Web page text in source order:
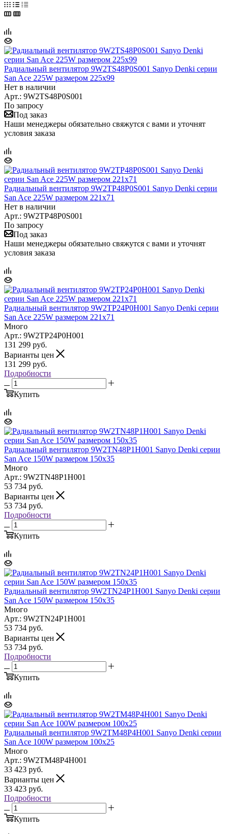
Радиальный вентилятор 9W2TS48P0S001 Sanyo Denki серии
San Ace 225W размером 225x99
Нет в наличии
Арт.: 9W2TS48P0S001
По запросу
Под заказ
Наши менеджеры обязательно свяжутся с вами и уточнят
условия заказа
Радиальный вентилятор 9W2TP48P0S001 Sanyo Denki серии
San Ace 225W размером 221x71
Нет в наличии
Арт.: 9W2TP48P0S001
По запросу
Под заказ
Наши менеджеры обязательно свяжутся с вами и уточнят
условия заказа
Радиальный вентилятор 9W2TP24P0H001 Sanyo Denki серии
San Ace 225W размером 221x71
Много
Арт.: 9W2TP24P0H001
131 299 руб.
Варианты цен
131 299 руб.
Подробности
Купить
Радиальный вентилятор 9W2TN48P1H001 Sanyo Denki серии
San Ace 150W размером 150x35
Много
Арт.: 9W2TN48P1H001
53 734 руб.
Варианты цен
53 734 руб.
Подробности
Купить
Радиальный вентилятор 9W2TN24P1H001 Sanyo Denki серии
San Ace 150W размером 150x35
Много
Арт.: 9W2TN24P1H001
53 734 руб.
Варианты цен
53 734 руб.
Подробности
Купить
Радиальный вентилятор 9W2TM48P4H001 Sanyo Denki серии
San Ace 100W размером 100x25
Много
Арт.: 9W2TM48P4H001
33 423 руб.
Варианты цен
33 423 руб.
Подробности
Купить